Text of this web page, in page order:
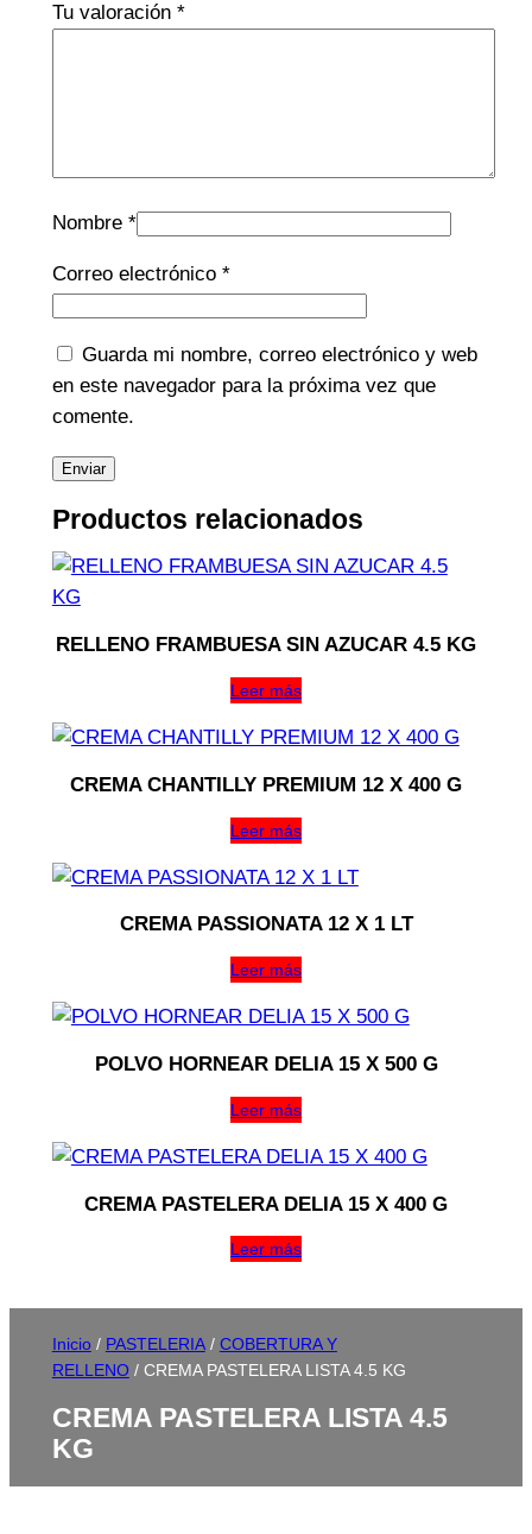
Tu valoración *
Nombre *
Correo electrónico *
Guarda mi nombre, correo electrónico y web
en este navegador para la próxima vez que
comente.
Productos relacionados
RELLENO FRAMBUESA SIN AZUCAR 4.5 KG
Leer más
CREMA CHANTILLY PREMIUM 12 X 400 G
Leer más
CREMA PASSIONATA 12 X 1 LT
Leer más
POLVO HORNEAR DELIA 15 X 500 G
Leer más
CREMA PASTELERA DELIA 15 X 400 G
Leer más
Inicio / PASTELERIA/ COBERTURA Y
RELLENO / CREMA PASTELERA LISTA 4.5 KG
CREMA PASTELERA LISTA 4.5
KG